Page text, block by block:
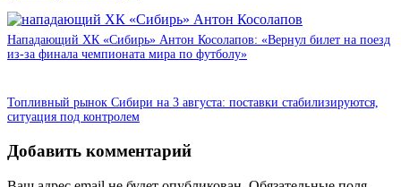
Нападающий ХК «Сибирь» Антон Косолапов: «Вернул билет на поезд
из-за финала чемпионата мира по футболу»
Топливный рынок Сибири на 3 августа: поставки стабилизируются,
ситуация под контролем
Добавить комментарий